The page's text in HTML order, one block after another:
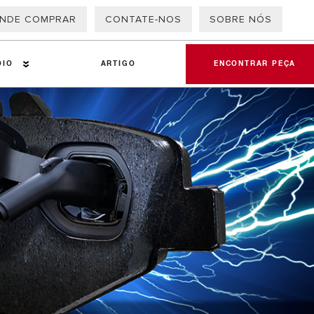
COMPRAR CONTATE-NOS SOBRE NÓS
de fricção
ARTIGO
QR
ENCONTRAR PEÇA